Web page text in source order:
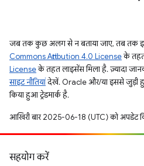
जब तक कुछ अलग से न बताया जाए, तब तक
Commons Attribution 4.0 Licenseके
Licenseके तहत लाइसेंस मिला है. ज़्यादा
साइट नीतियांदेखें. Oracle और/या इससे जुड़ी
किया हुआ ट्रेडमार्क है.
आखिरी बार 2025-06-18 (UTC) को अपडेट
सहयोग करें